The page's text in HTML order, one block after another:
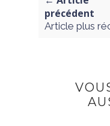
précédent
Article plus